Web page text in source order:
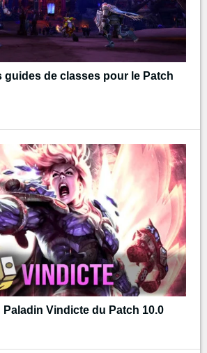
guides de classes pour le Patch
Paladin Vindicte du Patch 10.0